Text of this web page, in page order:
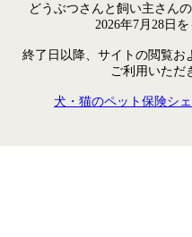
どうぶつさんと飼い主さん
2026年7月28日
終了日以降、サイトの閲覧お
ご利用いただ
犬・猫のペット保険シ